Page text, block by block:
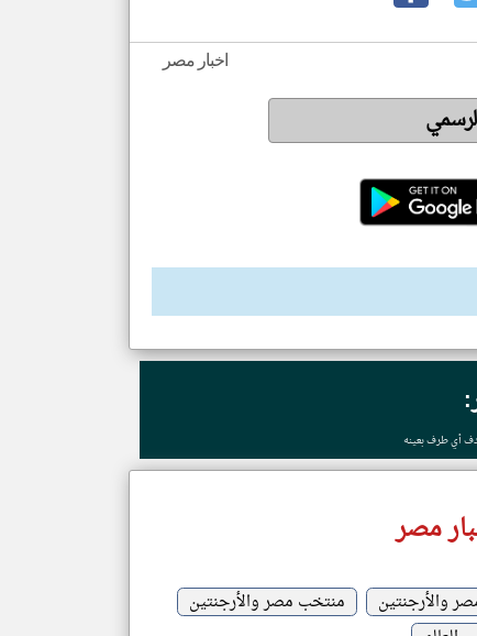
اخبار مصر
‌أي ⁠طرف بعينه
مصر
والأرجنتين
منتخب مصر والأرجنتين